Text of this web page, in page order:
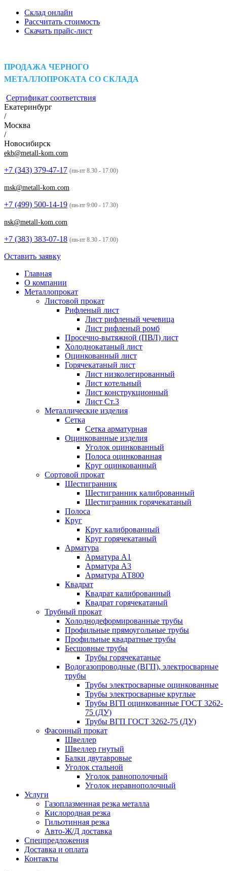
Склад онлайн
Рассчитать стоимость
Скачать прайс-лист
ПРОДАЖА ЧЕРНОГО
МЕТАЛЛОПРОКАТА СО СКЛАДА
Сертификат соответствия
Екатеринбург
/
Москва
/
Новосибирск
ekb@metall-kom.com
+7 (343) 379-47-17 (пн-пт 8.30 - 17.00)
msk@metall-kom.com
+7 (499) 500-14-19 (пн-пт 9:00 - 17.30)
nsk@metall-kom.com
+7 (383) 383-07-18 (пн-пт 8.30 - 17.00)
Оставить заявку
Главная
О компании
Металлопрокат
Листовой прокат
Рифленый лист
Лист рифленый чечевица
Лист рифленый ромб
Просечно-вытяжной (ПВЛ) лист
Холоднокатаный лист
Оцинкованный лист
Горячекатаный лист
Лист низколегированный
Лист котельный
Лист конструкционный
Лист Ст.3
Металлические изделия
Сетка
Сетка арматурная
Оцинкованные изделия
Уголок оцинкованный
Полоса оцинкованная
Круг оцинкованный
Сортовой прокат
Шестигранник
Шестигранник калиброванный
Шестигранник горячекатаный
Полоса
Круг
Круг калиброванный
Круг горячекатаный
Арматура
Арматура А1
Арматура А3
Арматура АТ800
Квадрат
Квадрат калиброванный
Квадрат горячекатаный
Трубный прокат
Холоднодеформированные трубы
Профильные прямоугольные трубы
Профильные квадратные трубы
Бесшовные трубы
Трубы горячекатаные
Водогазопроводные (ВГП), электросварные
трубы
Трубы электросварные оцинкованные
Трубы электросварные круглые
Трубы ВГП оцинкованные ГОСТ 3262-
75 (ДУ)
Трубы ВГП ГОСТ 3262-75 (ДУ)
Фасонный прокат
Швеллер
Швеллер гнутый
Балки двутавровые
Уголок стальной
Уголок равнополочный
Уголок неравнополочный
Услуги
Газоплазменная резка металла
Кислородная резка
Гильотинная резка
Авто-Ж/Д доставка
Спецпредложения
Доставка и оплата
Контакты